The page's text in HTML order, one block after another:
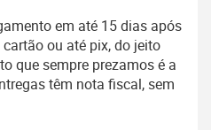
em até 15 dias após
ou até pix, do jeito
que sempre prezamos é a
têm nota fiscal, sem